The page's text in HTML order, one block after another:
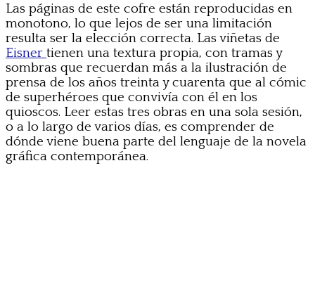
Las páginas de este cofre están reproducidas en
monotono, lo que lejos de ser una limitación
resulta ser la elección correcta. Las viñetas de
Eisner tienen una textura propia, con tramas y
sombras que recuerdan más a la ilustración de
prensa de los años treinta y cuarenta que al cómic
de superhéroes que convivía con él en los
quioscos. Leer estas tres obras en una sola sesión,
o a lo largo de varios días, es comprender de
dónde viene buena parte del lenguaje de la novela
gráfica contemporánea.